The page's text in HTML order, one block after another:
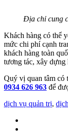
Địa chỉ cung
Khách hàng có thể
mức chi phí cạnh
khách hàng toàn
tương tác, xây dựng
Quý vị quan tâm có
0934 626 963 để
dịch vụ quản trị,